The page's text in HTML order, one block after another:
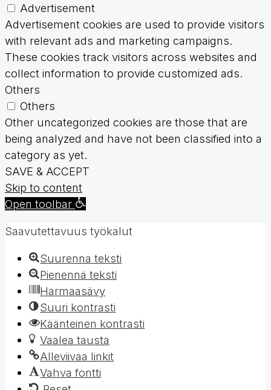
Advertisement
Advertisement cookies are used to provide visitors
with relevant ads and marketing campaigns.
These cookies track visitors across websites and
collect information to provide customized ads.
Others
Others
Other uncategorized cookies are those that are
being analyzed and have not been classified into a
category as yet.
SAVE & ACCEPT
Skip to content
Open toolbar
Saavutettavuus työkalut
Suurenna teksti
Pienennä teksti
Harmaasävy
Suuri kontrasti
Käänteinen kontrasti
Vaalea tausta
Alleviivaa linkit
Vahva fontti